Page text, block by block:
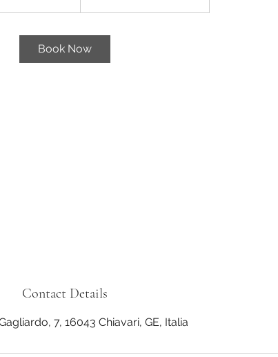
Book Now
Contact Details
7, 16043 Chiavari, GE, Italia